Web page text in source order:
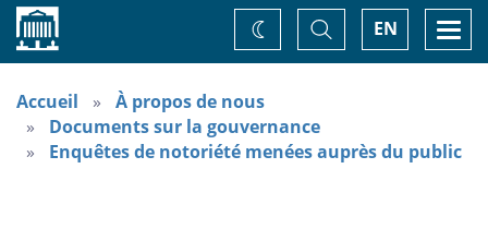
Accueil EN
Basculer
la
recherche
Changez
de
Accueil
À propos de nous
Documents sur la gouvernance
Enquêtes de notoriété menées auprès du public